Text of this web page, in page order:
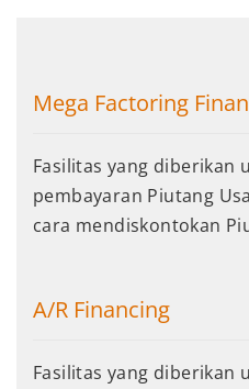
Mega Factoring
Fasilitas yang diberikan
pembayaran Piutang
cara mendiskontokan
A/R Financing
Fasilitas yang diberikan